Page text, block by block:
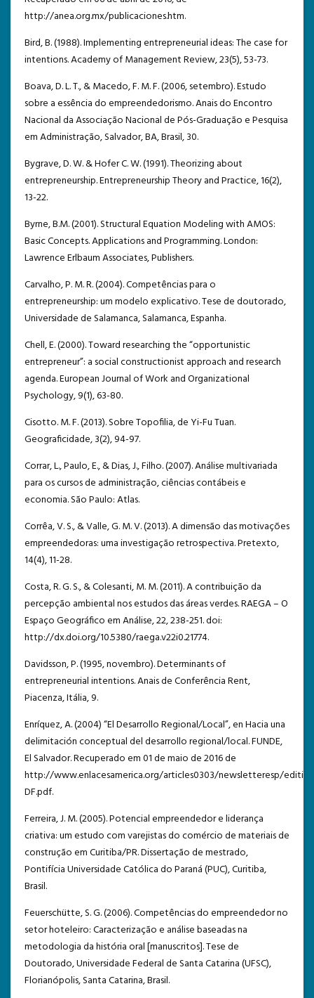
http://anea.org.mx/publicaciones.htm.
Bird, B. (1988). Implementing entrepreneurial ideas: The case for
intentions. Academy of Management Review, 23(5), 53-73.
Boava, D. L. T., & Macedo, F. M. F. (2006, setembro). Estudo
sobre a essência do empreendedorismo. Anais do Encontro
Nacional da Associação Nacional de Pós-Graduação e Pesquisa
em Administração, Salvador, BA, Brasil, 30.
Bygrave, D. W. & Hofer C. W. (1991). Theorizing about
entrepreneurship. Entrepreneurship Theory and Practice, 16(2),
13-22.
Byrne, B.M. (2001). Structural Equation Modeling with AMOS:
Basic Concepts. Applications and Programming. London:
Lawrence Erlbaum Associates, Publishers.
Carvalho, P. M. R. (2004). Competências para o
entrepreneurship: um modelo explicativo. Tese de doutorado,
Universidade de Salamanca, Salamanca, Espanha.
Chell, E. (2000). Toward researching the “opportunistic
entrepreneur”: a social constructionist approach and research
agenda. European Journal of Work and Organizational
Psychology, 9(1), 63-80.
Cisotto. M. F. (2013). Sobre Topofilia, de Yi-Fu Tuan.
Geograficidade, 3(2), 94-97.
Corrar, L., Paulo, E., & Dias, J., Filho. (2007). Análise multivariada
para os cursos de administração, ciências contábeis e
economia. São Paulo: Atlas.
Corrêa, V. S., & Valle, G. M. V. (2013). A dimensão das motivações
empreendedoras: uma investigação retrospectiva. Pretexto,
14(4), 11-28.
Costa, R. G. S., & Colesanti, M. M. (2011). A contribuição da
percepção ambiental nos estudos das áreas verdes. RAEGA – O
Espaço Geográfico em Análise, 22, 238-251. doi:
http://dx.doi.org/10.5380/raega.v22i0.21774.
Davidsson, P. (1995, novembro). Determinants of
entrepreneurial intentions. Anais de Conferência Rent,
Piacenza, Itália, 9.
Enríquez, A. (2004) “El Desarrollo Regional/Local”, en Hacia una
delimitación conceptual del desarrollo regional/local. FUNDE,
El Salvador. Recuperado em 01 de maio de 2016 de
http://www.enlacesamerica.org/articles0303/newsletteresp/
DF.pdf.
Ferreira, J. M. (2005). Potencial empreendedor e liderança
criativa: um estudo com varejistas do comércio de materiais de
construção em Curitiba/PR. Dissertação de mestrado,
Pontifícia Universidade Católica do Paraná (PUC), Curitiba,
Brasil.
Feuerschütte, S. G. (2006). Competências do empreendedor no
setor hoteleiro: Caracterização e análise baseadas na
metodologia da história oral [manuscritos]. Tese de
Doutorado, Universidade Federal de Santa Catarina (UFSC),
Florianópolis, Santa Catarina, Brasil.